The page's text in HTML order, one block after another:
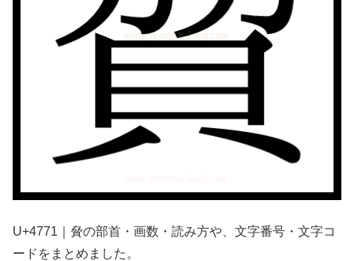
U+4771｜䝱の部首・画数・読み方や、文字番号・文字コ
ードをまとめました。